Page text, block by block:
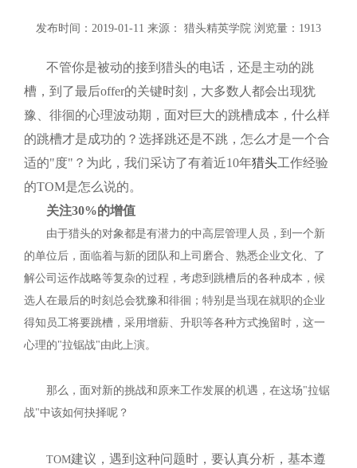
发布时间：2019-01-11 来源： 猎头精英学院 浏览量：1913
不管你是被动的接到猎头的电话，还是主动的跳
槽，到了最后offer的关键时刻，大多数人都会出现犹
豫、徘徊的心理波动期，面对巨大的跳槽成本，什么样
的跳槽才是成功的？选择跳还是不跳，怎么才是一个合
适的"度"？为此，我们采访了有着近10年猎头工作经验
的TOM是怎么说的。
关注30%的增值
由于猎头的对象都是有潜力的中高层管理人员，到一个新
的单位后，面临着与新的团队和上司磨合、熟悉企业文化、了
解公司运作战略等复杂的过程，考虑到跳槽后的各种成本，候
选人在最后的时刻总会犹豫和徘徊；特别是当现在就职的企业
得知员工将要跳槽，采用增薪、升职等各种方式挽留时，这一
心理的"拉锯战"由此上演。
那么，面对新的挑战和原来工作发展的机遇，在这场"拉锯
战"中该如何抉择呢？
TOM建议，遇到这种问题时，要认真分析，基本遵